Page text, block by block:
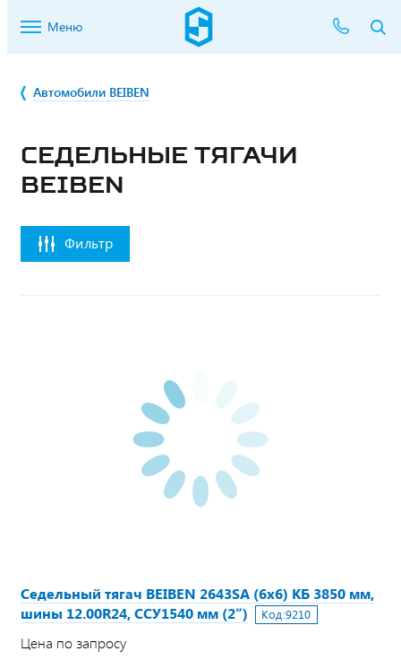
Меню
Автомобили BEIBEN
СЕДЕЛЬНЫЕ ТЯГАЧИ
BEIBEN
Фильтр
Седельный тягач BEIBEN 2643SA (6х6) КБ 3850 мм,
шины 12.00R24, ССУ1540 мм (2”)
Код:9210
Цена по запросу